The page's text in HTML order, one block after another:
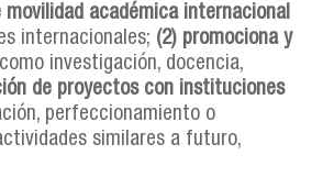
académica internacional
internacionales; (2) promociona y
investigación, docencia,
de proyectos con instituciones
perfeccionamiento o
similares a futuro,